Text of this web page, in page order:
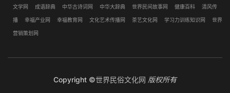
文学网 成语辞典 中华古诗词网 中华大辞典 世界民间故事网 健康百科 清风传
播 幸福产业网 幸福教育网 文化艺术传播网 茶艺文化网 学习力训练知识网 世界
营销策划网
Copyright ©世界民俗文化网 版权所有